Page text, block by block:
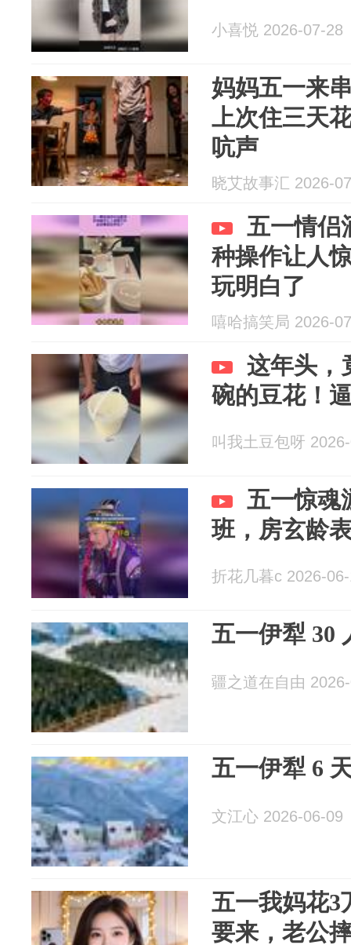
小喜悦 2026-07-28
妈妈五一来
上次住三天
吭声
晓艾故事汇 2026-
五一情侣
种操作让人
玩明白了
嘻哈搞笑局 2026-
这年头，
碗的豆花！
叫我土豆包呀
五一惊魂
班，房玄龄
折花几暮c 2026-
五一伊犁 30
疆之道在自由
五一伊犁 6
文江心 2026-06-09
五一我妈花3
要来，老公